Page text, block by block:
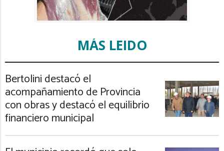
MÁS LEIDO
Bertolini destacó el
acompañamiento de Provincia
con obras y destacó el equilibrio
financiero municipal